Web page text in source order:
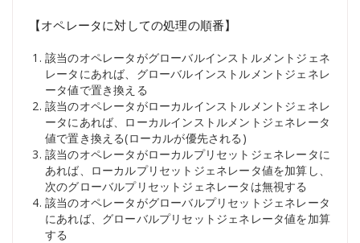
【オペレータに対しての処理の順番】
該当のオペレータがグローバルインストルメントジェネ
レータにあれば、グローバルインストルメントジェネレ
ータ値で置き換える
該当のオペレータがローカルインストルメントジェネレ
ータにあれば、ローカルインストルメントジェネレータ
値で置き換える(ローカルが優先される)
該当のオペレータがローカルプリセットジェネレータに
あれば、ローカルプリセットジェネレータ値を加算し、
次のグローバルプリセットジェネレータは無視する
該当のオペレータがグローバルプリセットジェネレータ
にあれば、グローバルプリセットジェネレータ値を加算
する